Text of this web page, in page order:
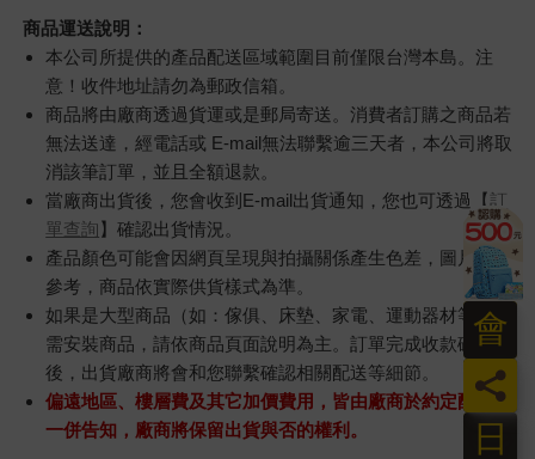
商品運送說明：
本公司所提供的產品配送區域範圍目前僅限台灣本島。注
意！收件地址請勿為郵政信箱。
商品將由廠商透過貨運或是郵局寄送。消費者訂購之商品若
無法送達，經電話或 E-mail無法聯繫逾三天者，本公司將取
消該筆訂單，並且全額退款。
當廠商出貨後，您會收到E-mail出貨通知，您也可透過【訂
單查詢】確認出貨情況。
產品顏色可能會因網頁呈現與拍攝關係產生色差，圖片僅供
參考，商品依實際供貨樣式為準。
如果是大型商品（如：傢俱、床墊、家電、運動器材等）及
需安裝商品，請依商品頁面說明為主。訂單完成收款確認
後，出貨廠商將會和您聯繫確認相關配送等細節。
偏遠地區、樓層費及其它加價費用，皆由廠商於約定配送時
一併告知，廠商將保留出貨與否的權利。
日
員
會